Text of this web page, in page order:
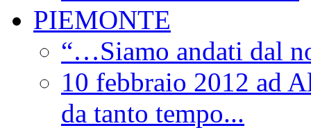
PIEMONTE
“…Siamo andati dal
10 febbraio 2012 ad
da tanto tempo...